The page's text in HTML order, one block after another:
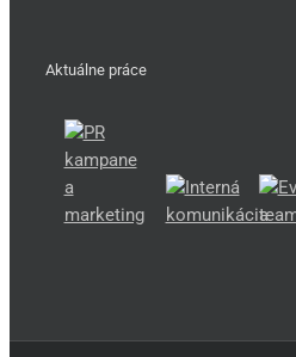
Aktuálne práce